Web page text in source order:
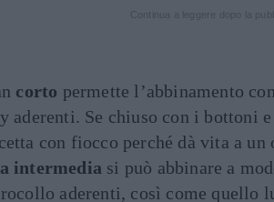
corto permette l’abbinamento
aderenti. Se chiuso con i bottoni
con fiocco perché dà vita a
intermedia si può abbinare a
aderenti, così come quello